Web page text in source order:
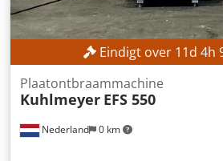
Eindigt over 11d 4h
Nederland 0 km
Plaatontbraammachine
Kuhlmeyer EFS 550